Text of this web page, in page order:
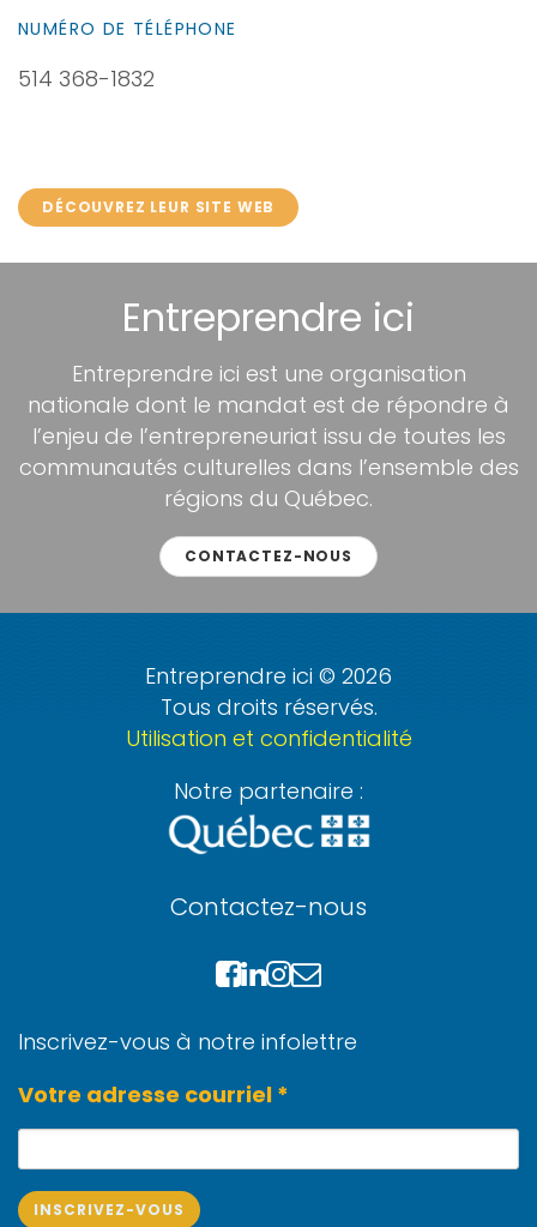
NUMÉRO DE TÉLÉPHONE
514 368-1832
DÉCOUVREZ LEUR SITE WEB
Entreprendre ici
Entreprendre ici est une organisation
nationale dont le mandat est de répondre à
l’enjeu de l’entrepreneuriat issu de toutes les
communautés culturelles dans l’ensemble des
régions du Québec.
CONTACTEZ-NOUS
Entreprendre ici © 2026
Tous droits réservés.
Utilisation et confidentialité
Notre partenaire :
Contactez-nous
Inscrivez-vous à notre infolettre
Votre adresse courriel *